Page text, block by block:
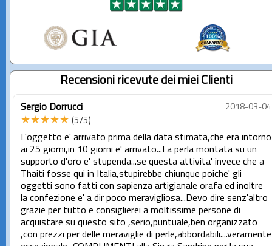
Recensioni ricevute dei miei Clienti
Sergio Dorrucci 2018-03-04
★★★★★ (5/5)
L'oggetto e' arrivato prima della data stimata,che era intorno
ai 25 giorni,in 10 giorni e' arrivato...La perla montata su un
supporto d'oro e' stupenda...se questa attivita' invece che a
Thaiti fosse qui in Italia,stupirebbe chiunque poiche' gli
oggetti sono fatti con sapienza artigianale orafa ed inoltre
la confezione e' a dir poco meravigliosa...Devo dire senz'altro
grazie per tutto e consiglierei a moltissime persone di
acquistare su questo sito ,serio,puntuale,ben organizzato
,con prezzi per delle meraviglie di perle,abbordabili....veramente